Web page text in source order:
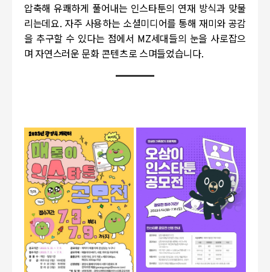
압축해 유쾌하게 풀어내는 인스타툰의 연재 방식과 맞물
리는데요. 자주 사용하는 소셜미디어를 통해 재미와 공감
을 추구할 수 있다는 점에서 MZ세대들의 눈을 사로잡으
며 자연스러운 문화 콘텐츠로 스며들었습니다.